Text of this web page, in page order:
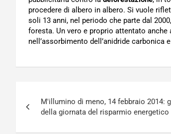
procedere di albero in albero. Si vuole
soli 13 anni, nel periodo che parte dal
foresta. Un vero e proprio attentato anche
nell’assorbimento dell’anidride
articoli
M'illumino di meno, 14 febbraio 2014:
della giornata del risparmio energetico